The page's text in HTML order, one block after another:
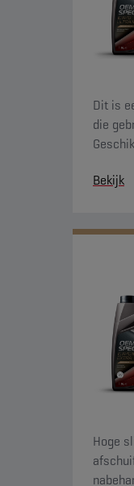
Dit is
die
Bekijk
Hoge